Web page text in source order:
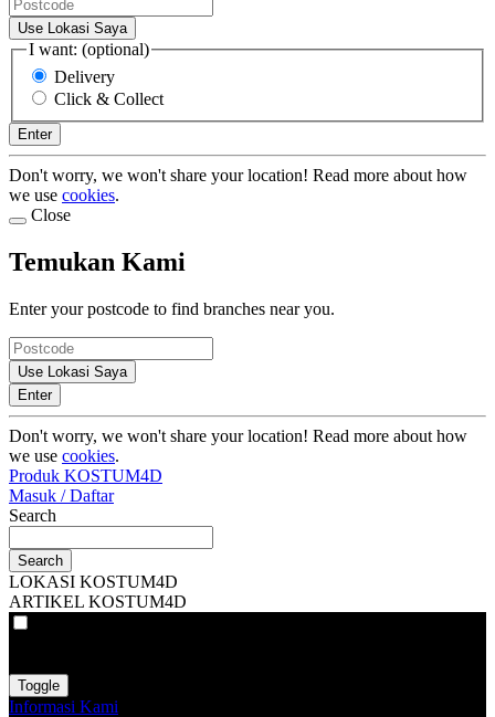
Use Lokasi Saya
I want: (optional)
Delivery
Click & Collect
Enter
Don't worry, we won't share your location! Read more about how
we use cookies.
Close
Temukan Kami
Enter your postcode to find branches near you.
Use Lokasi Saya
Enter
Don't worry, we won't share your location! Read more about how
we use cookies.
Produk KOSTUM4D
Masuk / Daftar
Search
Search
LOKASI KOSTUM4D
ARTIKEL KOSTUM4D
Toggle
Informasi Kami